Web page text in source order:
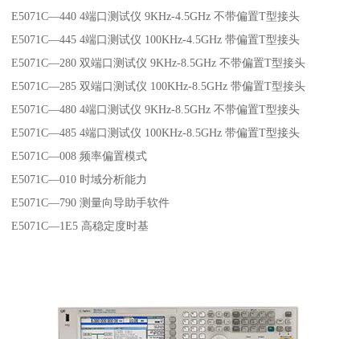
E5071C—440 4端口测试仪 9KHz-4.5GHz 不带偏置T型接头
E5071C—445 4端口测试仪 100KHz-4.5GHz 带偏置T型接头
E5071C—280 双端口测试仪 9KHz-8.5GHz 不带偏置T型接头
E5071C—285 双端口测试仪 100KHz-8.5GHz 带偏置T型接头
E5071C—480 4端口测试仪 9KHz-8.5GHz 不带偏置T型接头
E5071C—485 4端口测试仪 100KHz-8.5GHz 带偏置T型接头
E5071C—008 频率偏置模式
E5071C—010 时域分析能力
E5071C—790 测量向导助手软件
E5071C—1E5 高稳定度时基